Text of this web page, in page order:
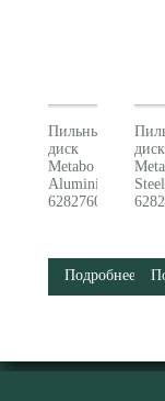
Пильный
диск
Metabo
628276000
Подробнее
диск